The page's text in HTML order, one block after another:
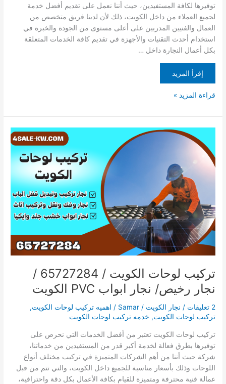
توفيرها لكافة المستفيدين، حيث أننا نعمل على تقديم أفضل خدمة
لجميع العملاء من داخل الكويت، ذلك لأن لدينا فريق متخصص من
العمال والفنيين المدربين على أعلى مستوى من الجودة والخبرة في
استخدام أحدث التقنيات والأجهزة في تقديم كافة الخدمات المتعلقة
بكل أعمال النجارة داخل …
إقرأ المزيد
قراءة المزيد »
تركيب لوحات الكويت / 65727284 /
نجار رخيص/ نجار ابواب PVC الكويت
2 تعليقات / نجار الكويت /
Samar
/ اهميه تركيب لوحات الكويت,
تركيب لوحات الكويت, خدمه تركيب لوحات الكويت
تركيب لوحات الكويت تعتبر من أفضل الخدمات التي نحرص على
توفيرها بطرق فعالة لخدمة أكبر قدر من المستفيدين من خدماتنا،
شركة حيث أننا من أهم الشركات المتميزة في تركيب مختلف أنواع
اللوحات وذلك بأسعار مناسبة للجميع داخل الكويت، والتي تتم من قبل
عمالة فنية محترفة ومتميزة للقيام بكافة الأعمال بكل دقة واحترافية،
لوحات
الكويت
/
65727284
رخيص/
نجار
ابواب
PVC
الكويت